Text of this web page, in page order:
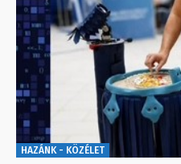
HAZÁNK - KÖZÉLET